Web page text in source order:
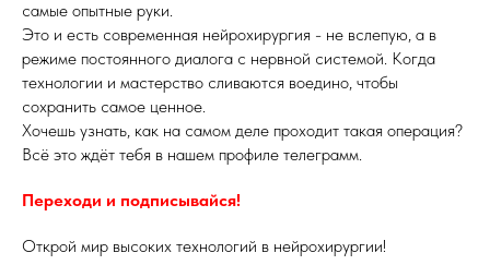
самые опытные руки.
Это и есть современная нейрохирургия - не вслепую, а в
режиме постоянного диалога с нервной системой. Когда
технологии и мастерство сливаются воедино, чтобы
сохранить самое ценное.
Хочешь узнать, как на самом деле проходит такая операция?
Всё это ждёт тебя в нашем профиле телеграмм.
Переходи и подписывайся!
Открой мир высоких технологий в нейрохирургии!